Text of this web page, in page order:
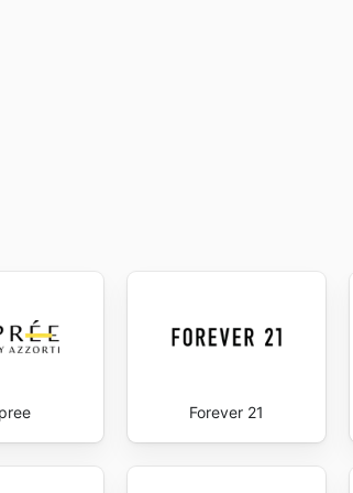
detallada y actualizada.
Forever 21